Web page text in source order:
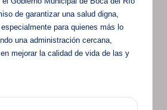
de garantizar una salud digna,
para quienes más lo
una administración cercana,
mejorar la calidad de vida de las y